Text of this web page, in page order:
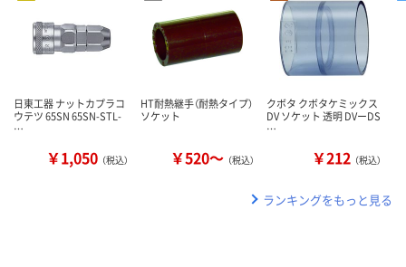
日東工器 ナットカプラコ
ウテツ 65SN 65SN-STL-
…
￥1,050 （税込）
HT耐熱継手（耐熱タイプ）
ソケット
￥520～ （税込）
クボタ クボタケミックス
DV ソケット 透明 DVーDS
…
￥212 （税込）
ランキングをもっと見る